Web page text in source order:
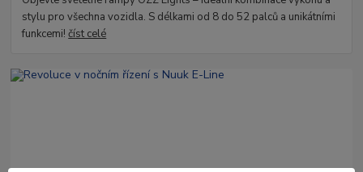
stylu pro všechna vozidla. S délkami od 8 do 52 palců a unikátními
funkcemi!číst celé